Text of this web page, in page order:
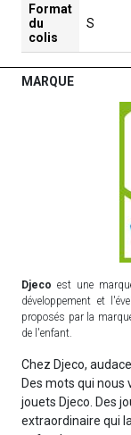
Format
du
colis
S
MARQUE
Djeco est une
développement et
proposés par la
de l'enfant.
Chez Djeco,
Des mots qui
jouets Djeco. Des
extraordinaire qui